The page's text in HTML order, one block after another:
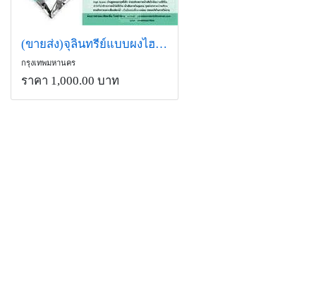
(ขายส่ง)จุลินทรีย์แบบผงไฮเกรด ช่วยบำบัดนํ้าเสีย ลดกลิ่นเหม็น
กรุงเทพมหานคร
ราคา 1,000.00 บาท